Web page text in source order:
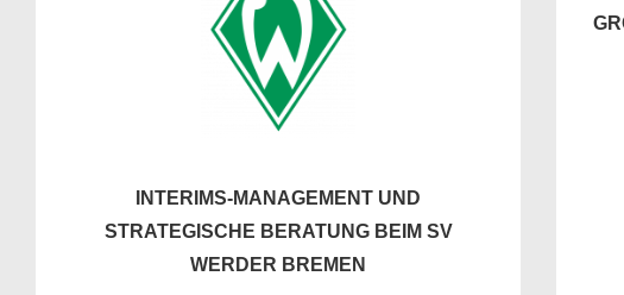
INTERIMS-MANAGEMENT UND
STRATEGISCHE BERATUNG BEIM SV
WERDER BREMEN